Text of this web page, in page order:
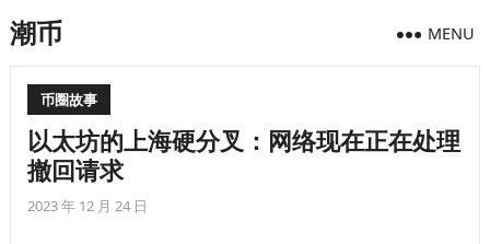
潮币 MENU
币圈故事
以太坊的上海硬分叉：网络现在正在处理
撤回请求
2023 年 12 月 24 日